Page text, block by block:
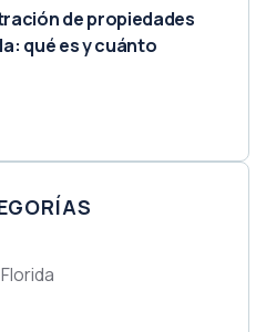
de propiedades
qué es y cuánto